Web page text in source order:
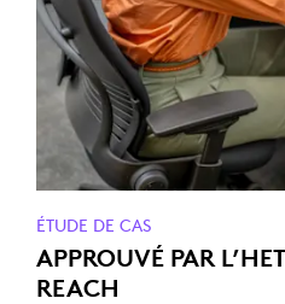
ÉTUDE DE CAS
APPROUVÉ PAR
REACH